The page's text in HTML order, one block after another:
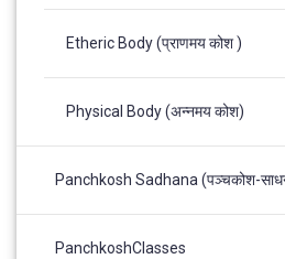
Etheric Body (प्राणमय कोश )
Physical Body (अन्नमय कोश)
Panchkosh Sadhana (पञ्चकोश-
PanchkoshClasses